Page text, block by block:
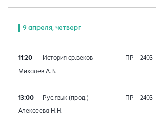
9 апреля, четверг
11:20 История ср.веков ПР 2403
Михалев А.В.
13:00 Рус.язык (прод.) ПР 2403
Алексеева Н.Н.